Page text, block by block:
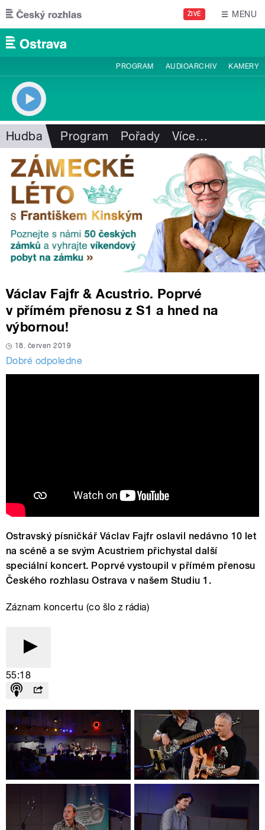
Přejít k hlavnímu obsahu
ŽIVĚ MENU
PROGRAM AUDIOARCHIV KAMERY
Hudba Program Pořady Více…
Václav Fajfr & Acustrio. Poprvé
v přímém přenosu z S1 a hned na
výbornou!
18. červen 2019
Dobré odpoledne
Ostravský písničkář Václav Fajfr oslavil nedávno 10 let
na scéně a se svým Acustriem přichystal další
speciální koncert. Poprvé vystoupil v přímém přenosu
Českého rozhlasu Ostrava v našem Studiu 1.
Záznam koncertu (co šlo z rádia)
55:18